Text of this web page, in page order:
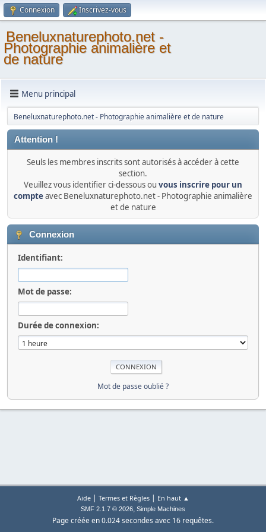
Connexion Inscrivez-vous
Beneluxnaturephoto.net -
Photographie animalière et
de nature
Menu principal
Beneluxnaturephoto.net - Photographie animalière et de nature
Attention !
Seuls les membres inscrits sont autorisés à accéder à cette
section.
Veuillez vous identifier ci-dessous ou vous inscrire pour un
compteavec Beneluxnaturephoto.net - Photographie animalière
et de nature
Connexion
Identifiant:
Mot de passe:
Durée de connexion:
Mot de passe oublié ?
Aide| Termes et Règles| En haut ▲
SMF 2.1.7 © 2026, Simple Machines
Page créée en 0.024 secondes avec 16 requêtes.